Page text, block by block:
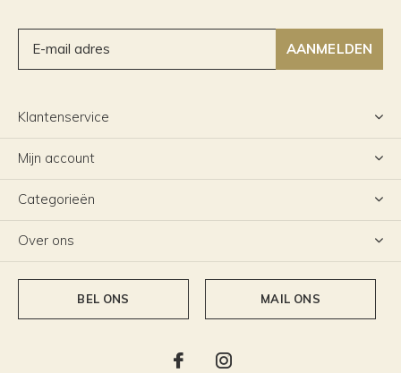
AANMELDEN
Klantenservice
Mijn account
Categorieën
Over ons
BEL ONS MAIL ONS